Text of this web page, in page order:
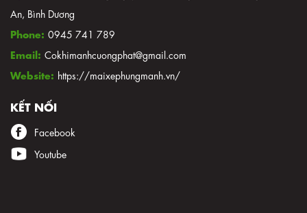
An, Bình Dương
Phone: 0945 741 789
Email: Cokhimanhcuongphat@gmail.com
Website: https://maixephungmanh.vn/
KẾT NỐI
Facebook
Youtube